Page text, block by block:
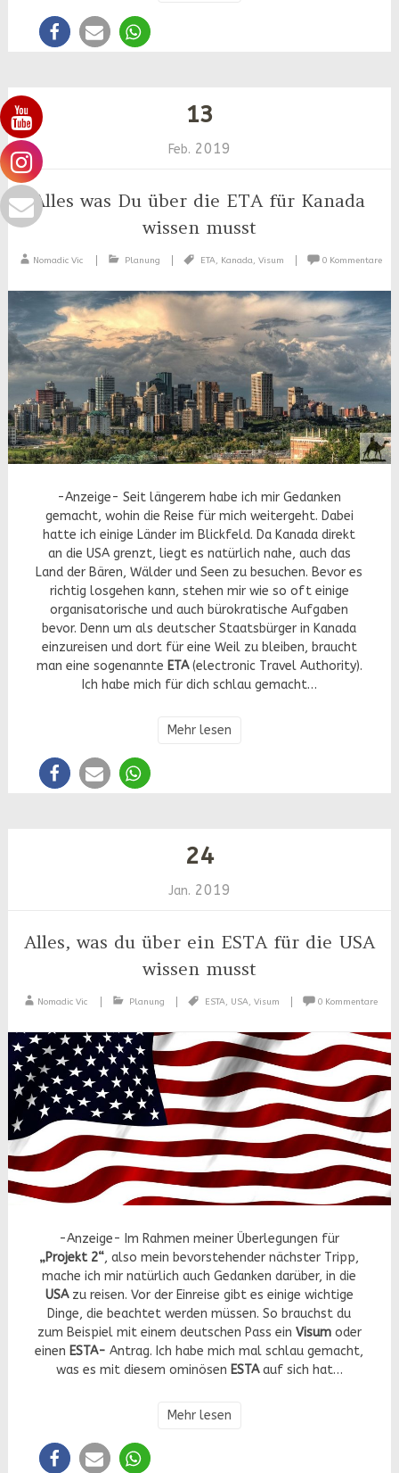
13
Feb. 2019
Alles was Du über die ETA für Kanada
wissen musst
Nomadic Vic Planung ETA, Kanada, Visum 0 Kommentare
-Anzeige- Seit längerem habe ich mir Gedanken
gemacht, wohin die Reise für mich weitergeht. Dabei
hatte ich einige Länder im Blickfeld. Da Kanada direkt
an die USA grenzt, liegt es natürlich nahe, auch das
Land der Bären, Wälder und Seen zu besuchen. Bevor es
richtig losgehen kann, stehen mir wie so oft einige
organisatorische und auch bürokratische Aufgaben
bevor. Denn um als deutscher Staatsbürger in Kanada
einzureisen und dort für eine Weil zu bleiben, braucht
man eine sogenannte ETA(electronic Travel Authority).
Ich habe mich für dich schlau gemacht…
Mehr lesen
24
Jan. 2019
Alles, was du über ein ESTA für die USA
wissen musst
Nomadic Vic Planung ESTA, USA, Visum 0 Kommentare
-Anzeige- Im Rahmen meiner Überlegungen für
„Projekt 2“, also mein bevorstehender nächster Tripp,
mache ich mir natürlich auch Gedanken darüber, in die
USA zu reisen. Vor der Einreise gibt es einige wichtige
Dinge, die beachtet werden müssen. So brauchst du
zum Beispiel mit einem deutschen Pass ein Visum oder
einen ESTA- Antrag. Ich habe mich mal schlau gemacht,
was es mit diesem ominösen ESTAauf sich hat…
Mehr lesen